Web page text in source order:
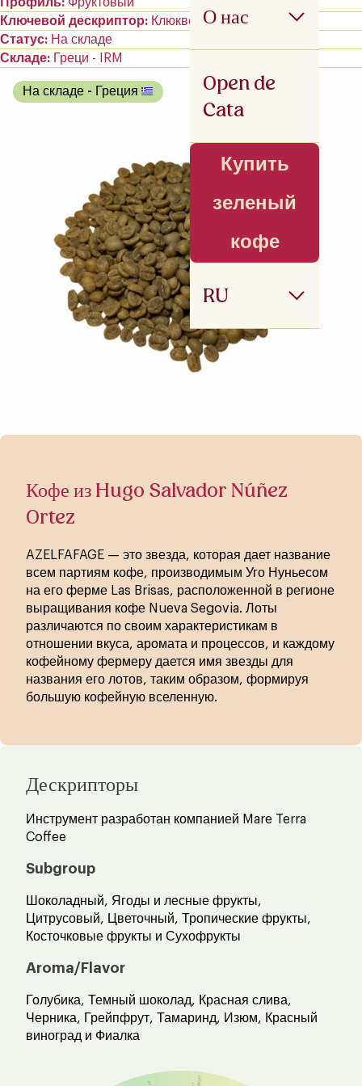
О нас
Open de
Cata
Купить
зеленый
кофе
RU
Ключевой дескриптор
Клюквенный изюм
Статус
На складе
Складе
Греци - IRM
На складе - Греция
Кофе из Hugo Salvador Núñez
Ortez
AZELFAFAGE — это звезда, которая дает название
всем партиям кофе, производимым Уго Нуньесом
на его ферме Las Brisas, расположенной в регионе
выращивания кофе Nueva Segovia. Лоты
различаются по своим характеристикам в
отношении вкуса, аромата и процессов, и каждому
кофейному фермеру дается имя звезды для
названия его лотов, таким образом, формируя
большую кофейную вселенную.
Дескрипторы
Инструмент разработан компанией Mare Terra
Coffee
Subgroup
Шоколадный, Ягоды и лесные фрукты,
Цитрусовый, Цветочный, Тропические фрукты,
Косточковые фрукты и Сухофрукты
Aroma/Flavor
Голубика, Темный шоколад, Красная слива,
Черника, Грейпфрут, Тамаринд, Изюм, Красный
виноград и Фиалка